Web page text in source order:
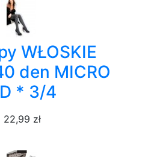
WŁOSKIE
den MICRO
* 3/4
22,99 zł